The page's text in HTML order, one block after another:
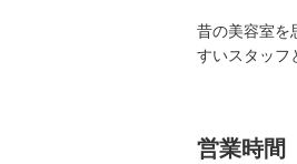
昔の美容室を
すいスタッフ
営業時間